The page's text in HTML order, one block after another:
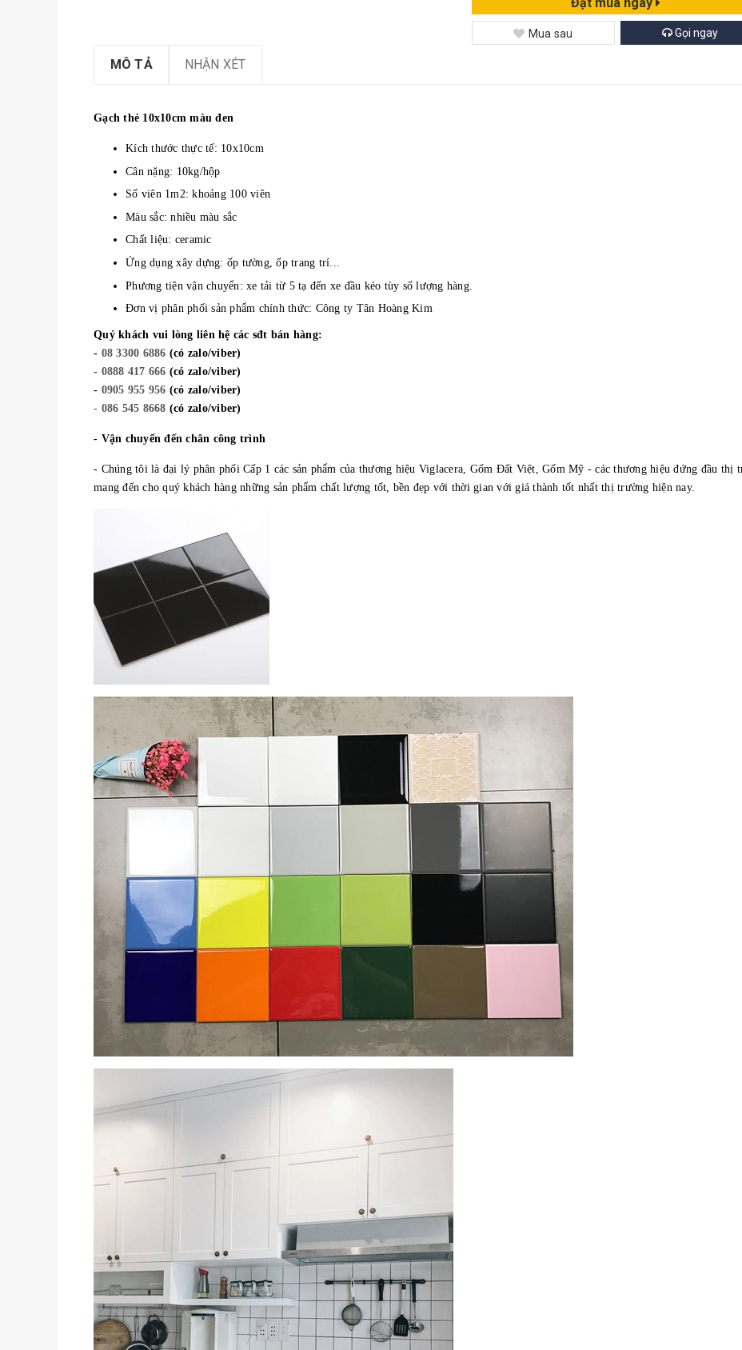
Mua sau Gọi ngay
MÔ TẢ NHẬN XÉT
Gạch thẻ 10x10cm màu đen
Kích thước thực tế: 10x10cm
Cân nặng: 10kg/hộp
Số viên 1m2: khoảng 100 viên
Màu sắc: nhiều màu sắc
Chất liệu: ceramic
Ứng dụng xây dựng: ốp tường, ốp trang trí...
Phương tiện vận chuyển: xe tải từ 5 tạ đến xe đầu kéo tùy số lượng hàng.
Đơn vị phân phối sản phẩm chính thức: Công ty Tân Hoàng Kim
Quý khách vui lòng liên hệ các sđt bán hàng:
- 08 3300 6886 (có zalo/viber)
- 0888 417 666 (có zalo/viber)
- 0905 955 956 (có zalo/viber)
- 086 545 8668 (có zalo/viber)
- Vận chuyển đến chân công trình
- Chúng tôi là đại lý phân phối Cấp 1 các sản phẩm của thương hiệu Viglacera, Gốm Đất Việt, Gốm Mỹ - các thương hiệu đứng đầu thị
mang đến cho quý khách hàng những sản phẩm chất lượng tốt, bền đẹp với thời gian với giá thành tốt nhất thị trường hiện nay.